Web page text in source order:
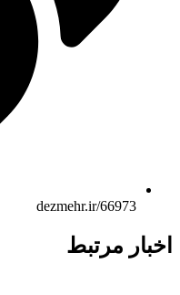
dezmehr.ir/66973
مرتبط